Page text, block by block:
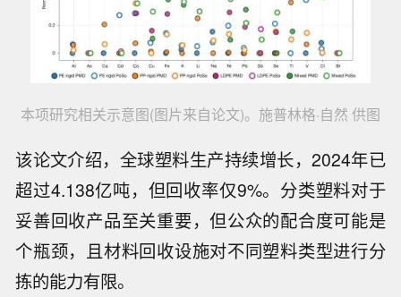
本项研究相关示意图(图片来自论文)。施普林格·自然 供图
该论文介绍，全球塑料生产持续增长，2024年已
超过4.138亿吨，但回收率仅9%。分类塑料对于
妥善回收产品至关重要，但公众的配合度可能是
个瓶颈，且材料回收设施对不同塑料类型进行分
拣的能力有限。